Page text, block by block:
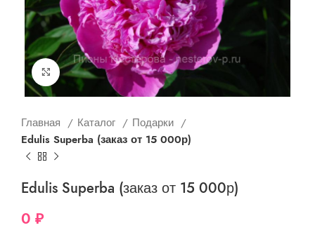
Увеличить
Главная Каталог
Подарки
Edulis Superba (заказ от 15 000р)
Edulis Superba (заказ от 15 000р)
0 ₽